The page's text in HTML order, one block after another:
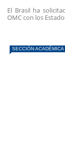
El Brasil ha
OMC con los
SECCIÓN ACADÉMICA